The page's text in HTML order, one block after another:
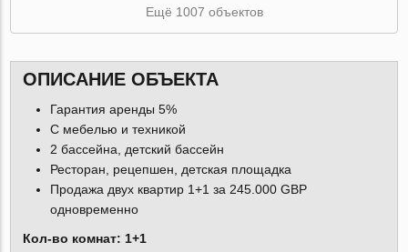
Ещё 1007 объектов
ОПИСАНИЕ ОБЪЕКТА
Гарантия аренды 5%
С мебелью и техникой
2 бассейна, детский бассейн
Ресторан, рецепшен, детская площадка
Продажа двух квартир 1+1 за 245.000 GBP
одновременно
Кол-во комнат: 1+1